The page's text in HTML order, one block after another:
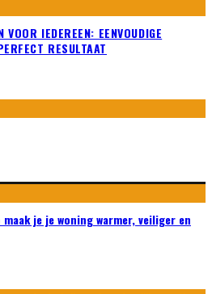
IEDEREEN: EENVOUDIGE
RESULTAAT
je je woning warmer, veiliger en